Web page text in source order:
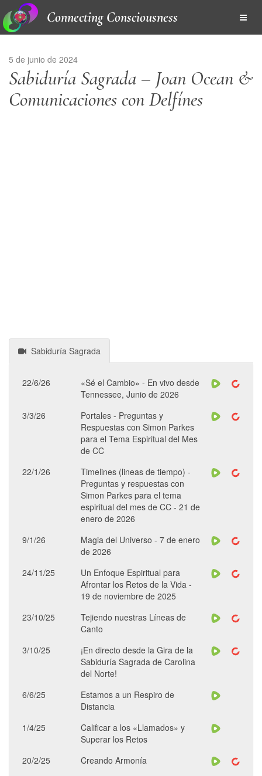
Connecting Consciousness
5 de junio de 2024
Sabiduría Sagrada – Joan Ocean &
Comunicaciones con Delfínes
Sabiduría Sagrada
22/6/26
«Sé el Cambio» - En vivo desde
Tennessee, Junio de 2026
3/3/26
Portales - Preguntas y
Respuestas con Simon Parkes
para el Tema Espiritual del Mes
de CC
22/1/26
Timelines (lineas de tiempo) -
Preguntas y respuestas con
Simon Parkes para el tema
espiritual del mes de CC - 21 de
enero de 2026
9/1/26
Magia del Universo - 7 de enero
de 2026
24/11/25
Un Enfoque Espiritual para
Afrontar los Retos de la Vida -
19 de noviembre de 2025
23/10/25
Tejiendo nuestras Líneas de
Canto
3/10/25
¡En directo desde la Gira de la
Sabiduría Sagrada de Carolina
del Norte!
6/6/25
Estamos a un Respiro de
Distancia
1/4/25
Calificar a los «Llamados» y
Superar los Retos
20/2/25
Creando Armonía